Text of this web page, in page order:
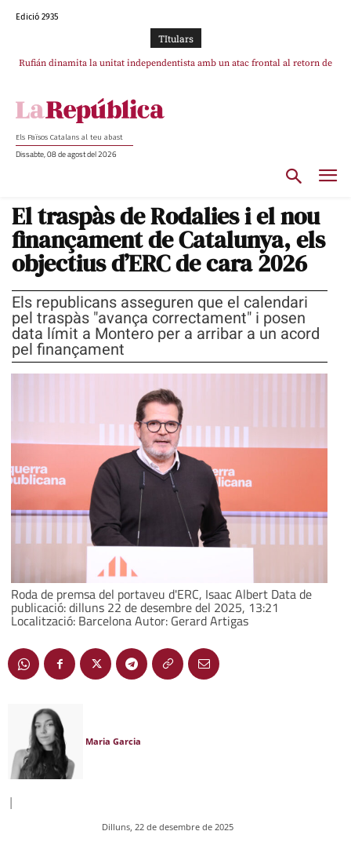
Edició 2935
TItulars
Rufián dinamita la unitat independentista amb un atac frontal al retorn de
Puigdemont reivindica la transparència del seu retorn i manté el pols ferm
Els Països Catalans al teu abast
Dissabte, 08 de agost del 2026
El traspàs de Rodalies i el nou
finançament de Catalunya, els
objectius d’ERC de cara 2026
Els republicans asseguren que el calendari
pel traspàs "avança correctament" i posen
data límit a Montero per a arribar a un acord
pel finançament
Roda de premsa del portaveu d'ERC, Isaac Albert Data de
publicació: dilluns 22 de desembre del 2025, 13:21
Localització: Barcelona Autor: Gerard Artigas
Maria Garcia
|
Dilluns, 22 de desembre de 2025